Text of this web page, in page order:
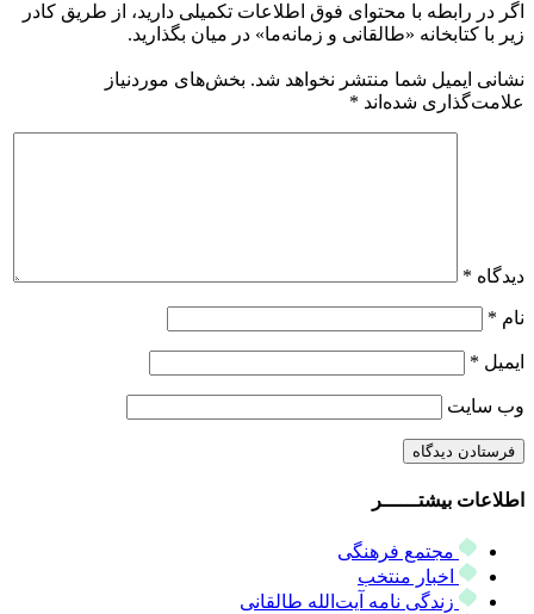
اگر در رابطه با محتوای فوق اطلاعات تکمیلی دارید، از طریق کادر
زیر با کتابخانه «طالقانی و زمانه‌ما» در میان بگذارید.
نشانی ایمیل شما منتشر نخواهد شد. بخش‌های موردنیاز
علامت‌گذاری شده‌اند *
دیدگاه *
نام *
ایمیل *
وب‌ سایت
اطلاعات بیشتــــــر
مجتمع فرهنگی
اخبار منتخب
زندگی نامه آیت‌الله طالقانی